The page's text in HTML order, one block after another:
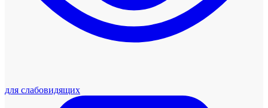
для слабовидящих